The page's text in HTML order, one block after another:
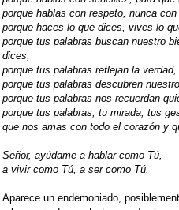
porque hablas con respeto, nunca
porque haces lo que dices, vives lo
porque tus palabras buscan nuestro
dices;
porque tus palabras reflejan la
porque tus palabras descubren
porque tus palabras nos recuerdan
porque tus palabras, tu mirada, tus
que nos amas con todo el corazón y
Señor, ayúdame a hablar como Tú,
a vivir como Tú, a ser como Tú.
Aparece un endemoniado,